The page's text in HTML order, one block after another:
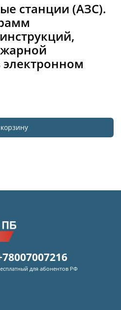
станции (АЗС).
электронном
для абонентов РФ